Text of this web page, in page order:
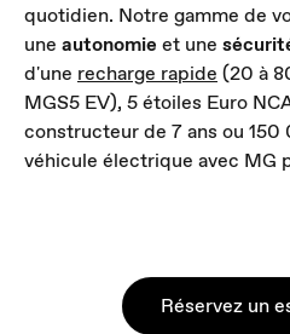
quotidien. Notre gamme de
une autonomie et une
d'une recharge rapide (20 à
MGS5 EV), 5 étoiles Euro
constructeur de 7 ans ou 150
véhicule électrique avec MG
Réservez un